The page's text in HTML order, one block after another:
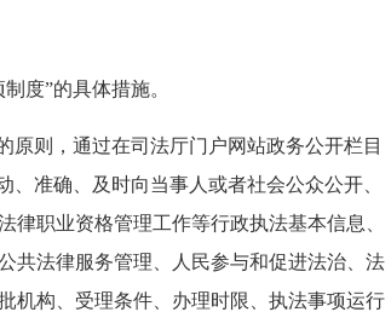
度”的具体措施。
原则，通过在司法厅门户网站政务公开栏目
准确、及时向当事人或者社会公众公开、
职业资格管理工作等行政执法基本信息、
共法律服务管理、人民参与和促进法治、法
机构、受理条件、办理时限、执法事项运行